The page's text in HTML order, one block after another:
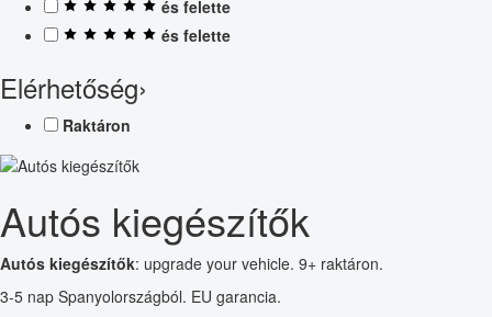
és felette
és felette
Elérhetőség›
Raktáron
Autós kiegészítők
Autós kiegészítők: upgrade your vehicle. 9+ raktáron.
3-5 nap Spanyolországból. EU garancia.